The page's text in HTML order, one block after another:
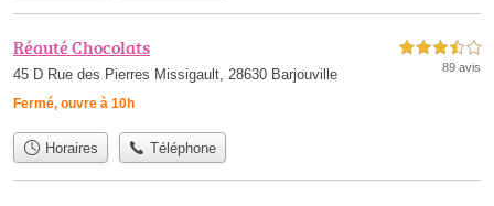
Réauté Chocolats
45 D Rue des Pierres Missigault, 28630 Barjouville
Fermé, ouvre à 10h
3,5 étoiles sur 5
89 avis
Horaires Téléphone